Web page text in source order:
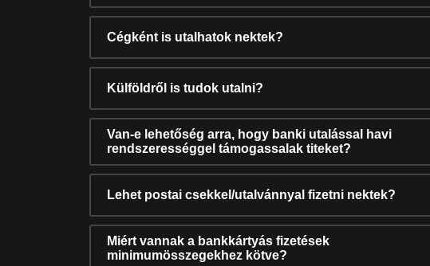
Cégként is utalhatok nektek?
Külföldről is tudok utalni?
Van-e lehetőség arra, hogy banki utalással havi
rendszerességgel támogassalak titeket?
Lehet postai csekkel/utalvánnyal fizetni nektek?
Miért vannak a bankkártyás fizetések
minimumösszegekhez kötve?